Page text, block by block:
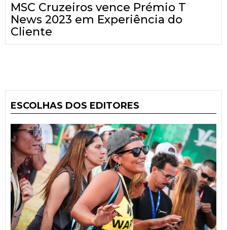
MSC Cruzeiros vence Prémio T
News 2023 em Experiência do
Cliente
ESCOLHAS DOS EDITORES